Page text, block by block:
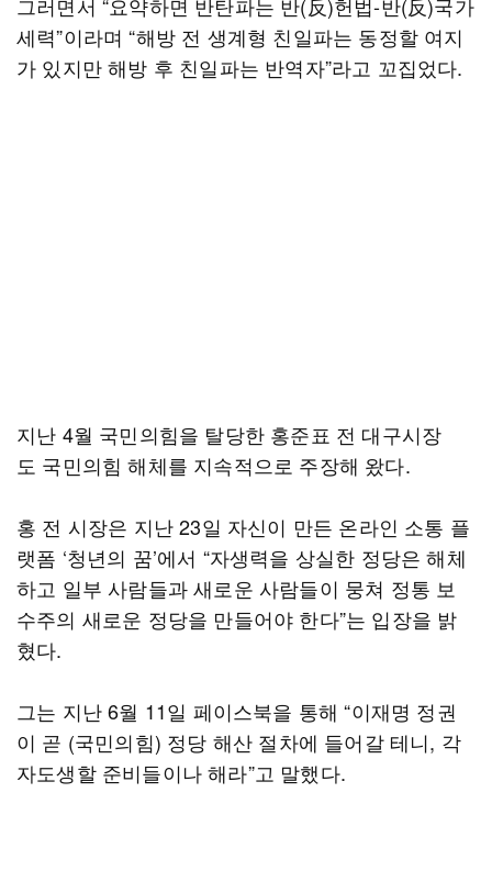
세력”이라며 “해방 전 생계형 친일파는 동정할 여지
가 있지만 해방 후 친일파는 반역자”라고 꼬집었다.
지난 4월 국민의힘을 탈당한 홍준표 전 대구시장
도 국민의힘 해체를 지속적으로 주장해 왔다.
홍 전 시장은 지난 23일 자신이 만든 온라인 소통 플
랫폼 ‘청년의 꿈’에서 “자생력을 상실한 정당은 해체
하고 일부 사람들과 새로운 사람들이 뭉쳐 정통 보
수주의 새로운 정당을 만들어야 한다”는 입장을 밝
혔다.
그는 지난 6월 11일 페이스북을 통해 “이재명 정권
이 곧 (국민의힘) 정당 해산 절차에 들어갈 테니, 각
자도생할 준비들이나 해라”고 말했다.